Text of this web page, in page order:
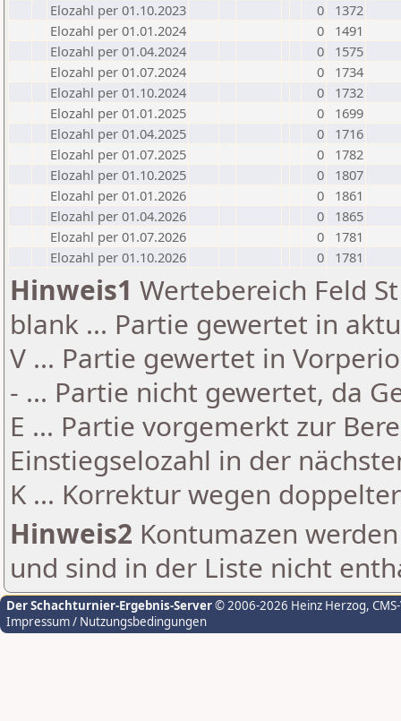
Elozahl per 01.10.2023
0
1372
Elozahl per 01.01.2024
0
1491
Elozahl per 01.04.2024
0
1575
Elozahl per 01.07.2024
0
1734
Elozahl per 01.10.2024
0
1732
Elozahl per 01.01.2025
0
1699
Elozahl per 01.04.2025
0
1716
Elozahl per 01.07.2025
0
1782
Elozahl per 01.10.2025
0
1807
Elozahl per 01.01.2026
0
1861
Elozahl per 01.04.2026
0
1865
Elozahl per 01.07.2026
0
1781
Elozahl per 01.10.2026
0 1781
Hinweis1 Wertebereich Feld
blank ... Partie gewertet in
V ... Partie gewertet in
- ... Partie nicht gewertet, da
E ... Partie vorgemerkt zur
Einstiegselozahl in der
K ... Korrektur wegen
Hinweis2 Kontumazen
und sind in der Liste nicht
Der Schachturnier-Ergebnis-Server© 2006-2026 Heinz Herzog,
Impressum / Nutzungsbedingungen